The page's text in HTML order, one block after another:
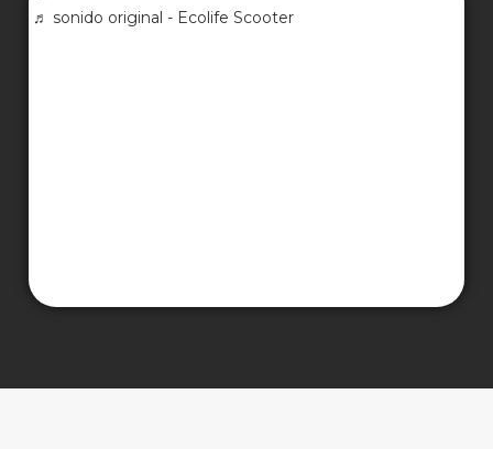
♬ sonido original - Ecolife Scooter